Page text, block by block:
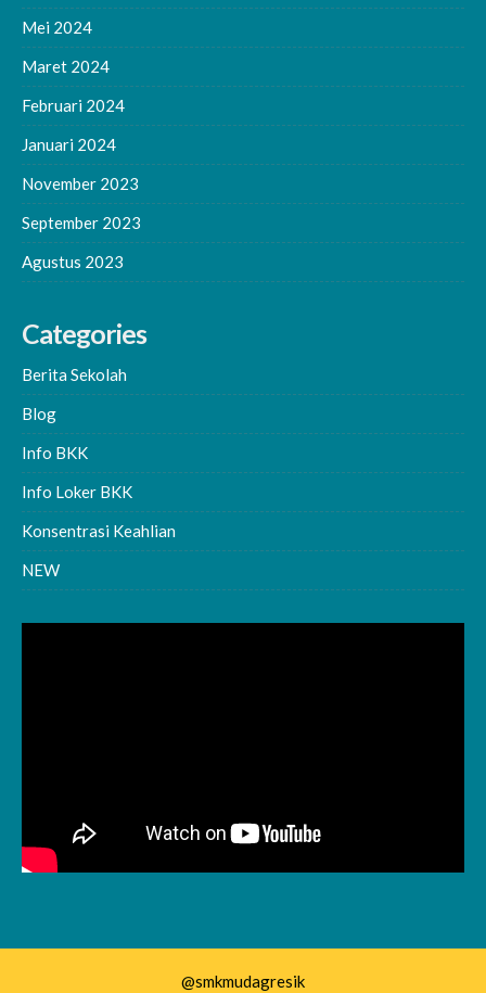
Mei 2024
Maret 2024
Februari 2024
Januari 2024
November 2023
September 2023
Agustus 2023
Categories
Berita Sekolah
Blog
Info BKK
Info Loker BKK
Konsentrasi Keahlian
NEW
@smkmudagresik